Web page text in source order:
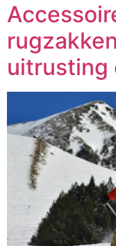
uitrusting